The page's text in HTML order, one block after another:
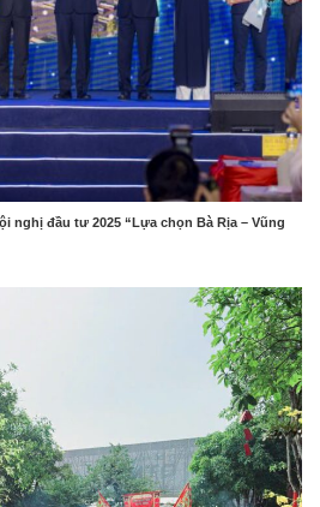
nghị đầu tư 2025 “Lựa chọn Bà Rịa – Vũng